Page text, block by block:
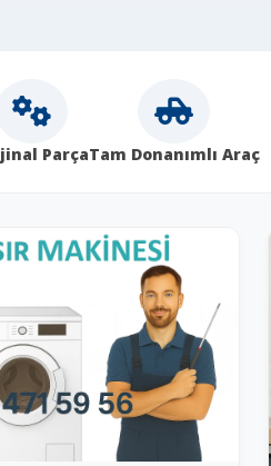
ParçaTam Donanımlı Araç